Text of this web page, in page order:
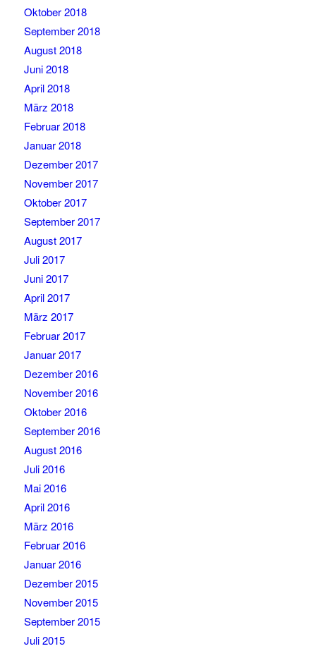
Oktober 2018
September 2018
August 2018
Juni 2018
April 2018
März 2018
Februar 2018
Januar 2018
Dezember 2017
November 2017
Oktober 2017
September 2017
August 2017
Juli 2017
Juni 2017
April 2017
März 2017
Februar 2017
Januar 2017
Dezember 2016
November 2016
Oktober 2016
September 2016
August 2016
Juli 2016
Mai 2016
April 2016
März 2016
Februar 2016
Januar 2016
Dezember 2015
November 2015
September 2015
Juli 2015